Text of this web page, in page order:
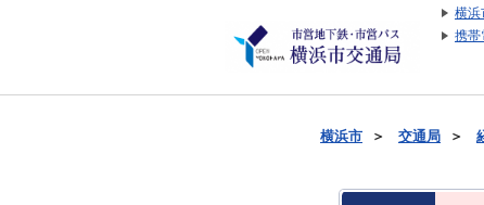
横浜
携帯
横浜市 ＞ 交通局 ＞